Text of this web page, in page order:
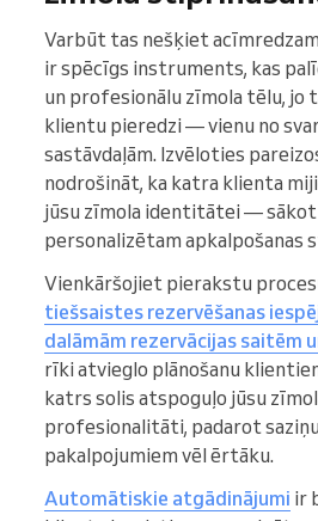
Varbūt tas nešķiet
ir spēcīgs instruments, kas
un profesionālu zīmola tēlu, jo
klientu pieredzi — vienu no
sastāvdaļām. Izvēloties
nodrošināt, ka katra klienta
jūsu zīmola identitātei — sākot
personalizētam apkalpošanas
Vienkāršojiet pierakstu
tiešsaistes rezervēšanas
dalāmām rezervācijas saitēm
rīki atvieglo plānošanu
katrs solis atspoguļo jūsu
profesionalitāti, padarot
pakalpojumiem vēl ērtāku.
Automātiskie atgādinājumi ir